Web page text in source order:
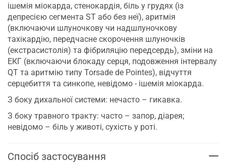
ішемія міокарда, стенокардія, біль у грудях (із
депресією сегмента ST або без неї), аритмія
(включаючи шлуночкову чи надшлуночкову
тахікардію, передчасне скорочення шлуночків
(екстрасистолія) та фібриляцію передсердь), зміни на
ЕКГ (включаючи блокаду серця, подовження інтервалу
QT та аритмію типу Torsade de Pointes), відчуття
серцебиття та синкопе, невідомо - ішемія міокарда.
З боку дихальної системи: нечасто – гикавка.
З боку травного тракту: часто – запор, діарея;
невідомо – біль у животі, сухість у роті.
Спосіб застосування